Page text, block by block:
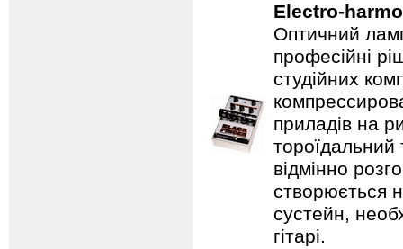
Electro-
Оптичний
професійні
студійних
приладів на
відмінно
створюється
сустейн,
гітарі.